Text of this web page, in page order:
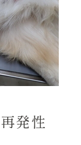
発性